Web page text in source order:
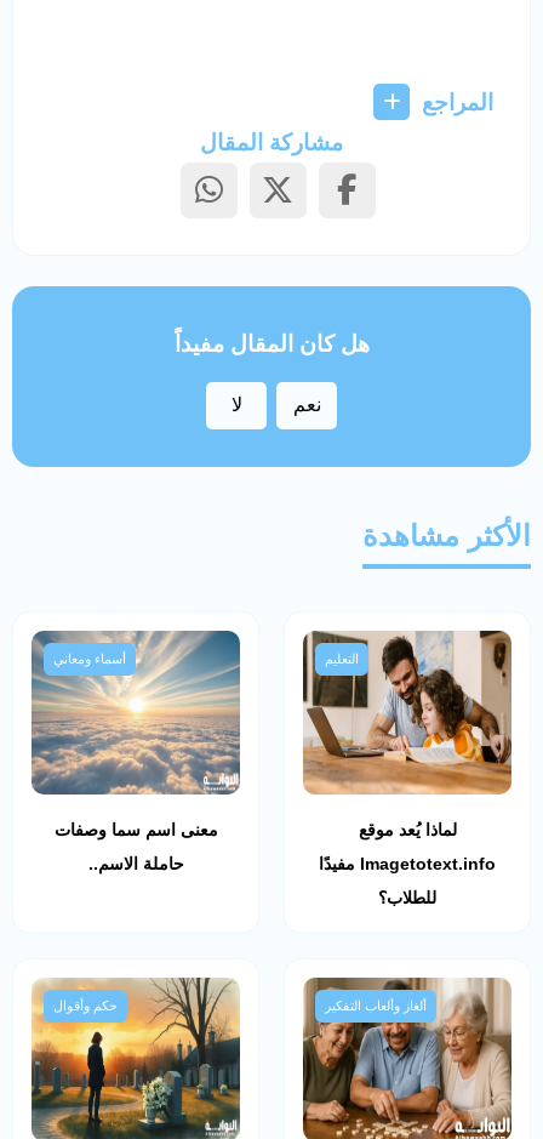
المراجع
مشاركة المقال
هل كان المقال مفيداً
نعم لا
الأكثر مشاهدة
التعليم
لماذا يُعد موقع
Imagetotext.info مفيدًا
للطلاب؟
أسماء ومعاني
معنى اسم سما وصفات
حاملة الاسم..
ألغاز وألعاب التفكير حكم وأقوال